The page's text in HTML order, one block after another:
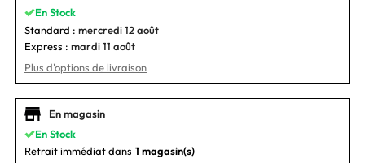
En Stock
Standard : mercredi 12 août
Express : mardi 11 août
Plus d'options de livraison
En magasin
En Stock
Retrait immédiat dans 1 magasin(s)